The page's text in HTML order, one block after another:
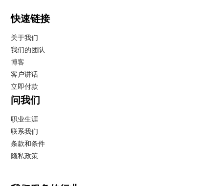
快速链接
关于我们
我们的团队
博客
客户讲话
立即付款
问我们
职业生涯
联系我们
条款和条件
隐私政策